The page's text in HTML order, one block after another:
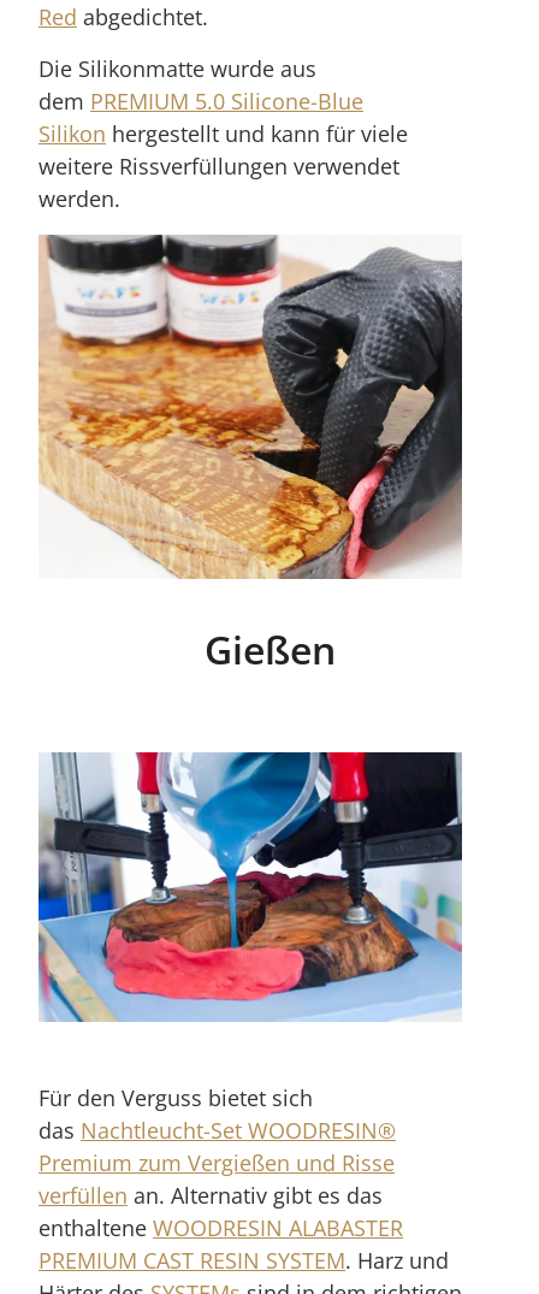
Red abgedichtet.
Die Silikonmatte wurde aus
dem PREMIUM 5.0 Silicone-Blue
Silikon hergestellt und kann für viele
weitere Rissverfüllungen verwendet
werden.
Gießen
Für den Verguss bietet sich
das Nachtleucht-Set WOODRESIN®
Premium zum Vergießen und Risse
verfüllen an. Alternativ gibt es das
enthaltene WOODRESIN ALABASTER
PREMIUM CAST RESIN SYSTEM. Harz und